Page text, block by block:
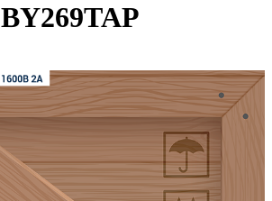
BY269TAP